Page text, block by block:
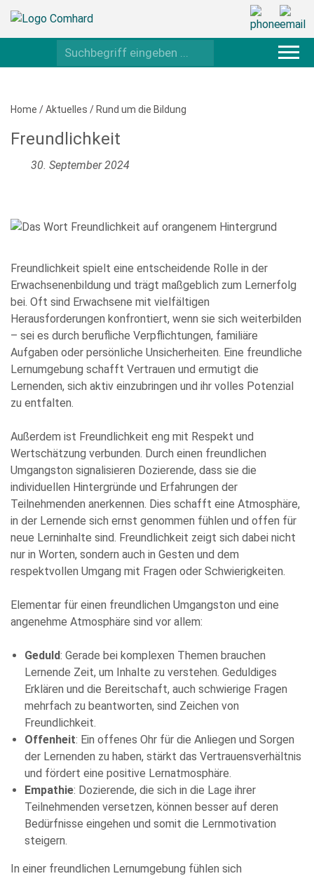
Home /Aktuelles / Rund um die Bildung
Freundlichkeit
30. September 2024
Freundlichkeit spielt eine entscheidende Rolle in der
Erwachsenenbildung und trägt maßgeblich zum Lernerfolg
bei. Oft sind Erwachsene mit vielfältigen
Herausforderungen konfrontiert, wenn sie sich weiterbilden
– sei es durch berufliche Verpflichtungen, familiäre
Aufgaben oder persönliche Unsicherheiten. Eine freundliche
Lernumgebung schafft Vertrauen und ermutigt die
Lernenden, sich aktiv einzubringen und ihr volles Potenzial
zu entfalten.
Außerdem ist Freundlichkeit eng mit Respekt und
Wertschätzung verbunden. Durch einen freundlichen
Umgangston signalisieren Dozierende, dass sie die
individuellen Hintergründe und Erfahrungen der
Teilnehmenden anerkennen. Dies schafft eine Atmosphäre,
in der Lernende sich ernst genommen fühlen und offen für
neue Lerninhalte sind. Freundlichkeit zeigt sich dabei nicht
nur in Worten, sondern auch in Gesten und dem
respektvollen Umgang mit Fragen oder Schwierigkeiten.
Elementar für einen freundlichen Umgangston und eine
angenehme Atmosphäre sind vor allem:
Geduld: Gerade bei komplexen Themen brauchen
Lernende Zeit, um Inhalte zu verstehen. Geduldiges
Erklären und die Bereitschaft, auch schwierige Fragen
mehrfach zu beantworten, sind Zeichen von
Freundlichkeit.
Offenheit: Ein offenes Ohr für die Anliegen und Sorgen
der Lernenden zu haben, stärkt das Vertrauensverhältnis
und fördert eine positive Lernatmosphäre.
Empathie: Dozierende, die sich in die Lage ihrer
Teilnehmenden versetzen, können besser auf deren
Bedürfnisse eingehen und somit die Lernmotivation
steigern.
In einer freundlichen Lernumgebung fühlen sich
Bitte
füllen
Sie
alle
aus.
Please
leave
this
field
empty.
Die Datenschutzerklärung habe ich zur Kenntnis genommen
und stimme der elektronischen Erhebung und Speicherung
meiner Angaben sowie Daten für den Zweck der Beantwortung
können Sie per E-Mail an info@comhard.de jederzeit für die
Zukunft widerrufen.
Diese Website ist durch reCAPTCHA geschützt und es gelten die
DatenschutzbestimmungenandNutzungsbedingungenvon
Google.